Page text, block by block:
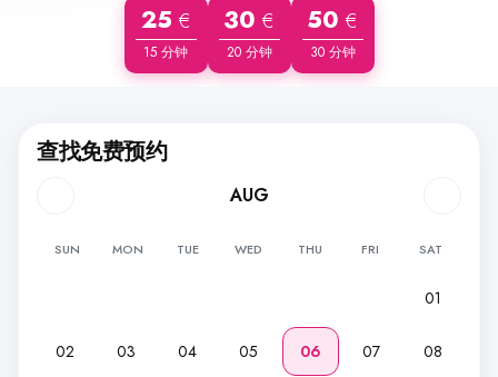
25 €
15 分钟
30 €
20 分钟
50 €
30 分钟
查找免费预约
AUG
SUN MON TUE WED THU FRI SAT
01
02 03 04 05 06 07 08